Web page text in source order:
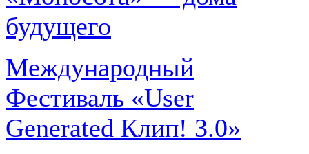
будущего
Международный
Фестиваль «User
Generated Клип! 3.0»